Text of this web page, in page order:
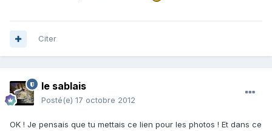
Citer
le sablais
Posté(e) 17 octobre 2012
OK ! Je pensais que tu mettais ce lien pour les photos ! Et dans ce